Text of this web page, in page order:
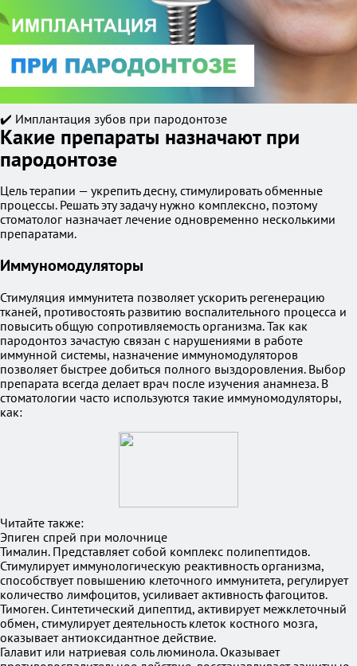
✔️ Имплантация зубов при пародонтозе
Какие препараты назначают при
пародонтозе
Цель терапии — укрепить десну, стимулировать обменные
процессы. Решать эту задачу нужно комплексно, поэтому
стоматолог назначает лечение одновременно несколькими
препаратами.
Иммуномодуляторы
Стимуляция иммунитета позволяет ускорить регенерацию
тканей, противостоять развитию воспалительного процесса и
повысить общую сопротивляемость организма. Так как
пародонтоз зачастую связан с нарушениями в работе
иммунной системы, назначение иммуномодуляторов
позволяет быстрее добиться полного выздоровления. Выбор
препарата всегда делает врач после изучения анамнеза. В
стоматологии часто используются такие иммуномодуляторы,
как:
Читайте также:
Эпиген спрей при молочнице
Тималин. Представляет собой комплекс полипептидов.
Стимулирует иммунологическую реактивность организма,
способствует повышению клеточного иммунитета, регулирует
количество лимфоцитов, усиливает активность фагоцитов.
Тимоген. Синтетический дипептид, активирует межклеточный
обмен, стимулирует деятельность клеток костного мозга,
оказывает антиоксидантное действие.
Галавит или натриевая соль люминола. Оказывает